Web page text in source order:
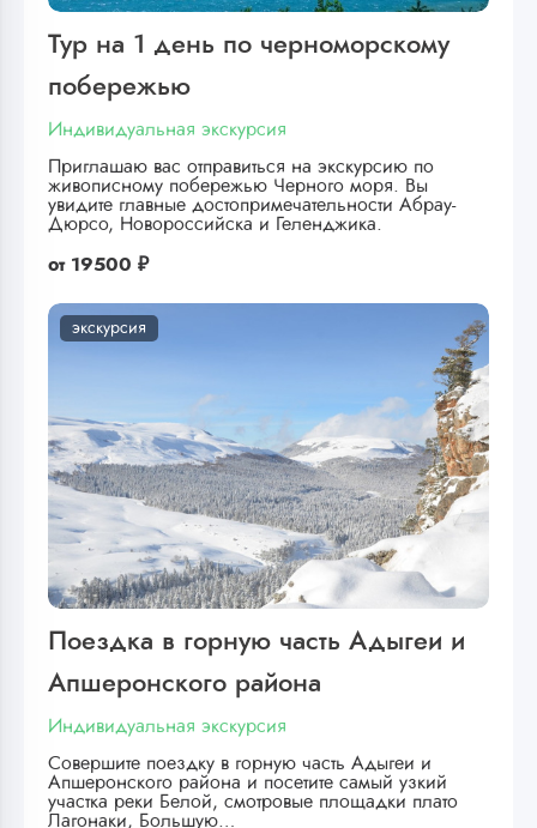
Тур на 1 день по черноморскому
побережью
Индивидуальная экскурсия
Приглашаю вас отправиться на экскурсию по
живописному побережью Черного моря. Вы
увидите главные достопримечательности Абрау-
Дюрсо, Новороссийска и Геленджика.
от 19500 ₽
экскурсия
Поездка в горную часть Адыгеи и
Апшеронского района
Индивидуальная экскурсия
Совершите поездку в горную часть Адыгеи и
Апшеронского района и посетите самый узкий
участка реки Белой, смотровые площадки плато
Лагонаки, Большую…